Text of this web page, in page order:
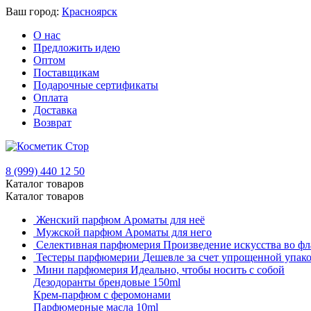
Ваш город: Красноярск
О нас
Предложить идею
Оптом
Поставщикам
Подарочные сертификаты
Оплата
Доставка
Возврат
8 (999) 440 12 50
Каталог товаров
Каталог товаров
Женский парфюм Ароматы для неё
Мужской парфюм Ароматы для него
Селективная парфюмерия Произведение искусства во
Тестеры парфюмерии Дешевле за счет упрощенной
Мини парфюмерия Идеально, чтобы носить с собой
Дезодоранты брендовые 150ml
Крем-парфюм с феромонами
Парфюмерные масла 10ml